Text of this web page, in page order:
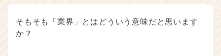
キ
そもそも「業界」とはどういう意味だと思います
か？